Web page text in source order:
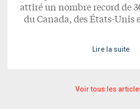
attiré un nombre record de
du Canada, des États-Unis
Lire la suite
Voir tous les